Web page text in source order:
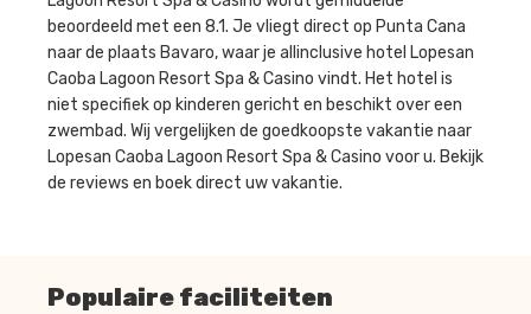
beoordeeld met een 8.1. Je vliegt direct op Punta Cana
naar de plaats Bavaro, waar je allinclusive hotel Lopesan
Caoba Lagoon Resort Spa & Casino vindt. Het hotel is
niet specifiek op kinderen gericht en beschikt over een
zwembad. Wij vergelijken de goedkoopste vakantie naar
Lopesan Caoba Lagoon Resort Spa & Casino voor u. Bekijk
de reviews en boek direct uw vakantie.
Populaire faciliteiten